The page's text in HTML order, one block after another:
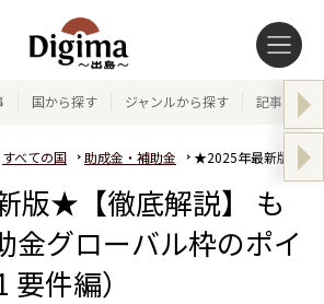
国から探す ジャンルから探す 記事テー
すべての国 助成金・補助金 ★2025年最新版★【
版★【徹底解説】 も
金グローバル枠のポイ
件編）